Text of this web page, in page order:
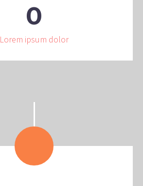
0
Lorem ipsum dolor